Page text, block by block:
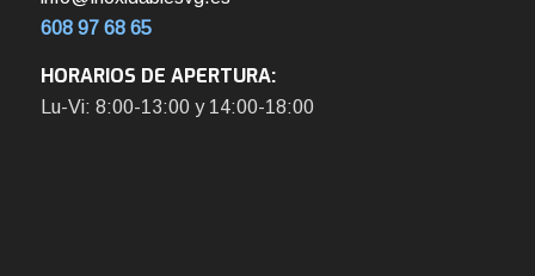
608 97 68 65
HORARIOS DE APERTURA:
Lu-Vi: 8:00-13:00 y 14:00-18:00